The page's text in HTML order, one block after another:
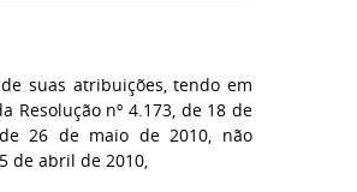
de suas atribuições, tendo em
Resolução nº 4.173, de 18 de
26 de maio de 2010, não
de abril de 2010,